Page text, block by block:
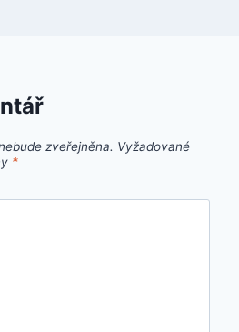
zveřejněna. Vyžadované
*